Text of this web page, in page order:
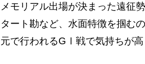
メモリアル出場が決まった遠征
タート勘など、水面特徴を掴む
元で行われるGⅠ戦で気持ちが